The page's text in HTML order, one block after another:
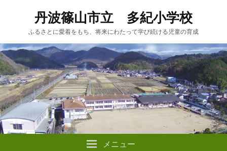
丹波篠山市立 多紀小学校
ふるさとに愛着をもち、将来にわたって学び続ける児童の育成
メニュー